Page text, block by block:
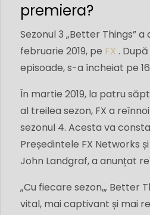
premiera?
Sezonul 3 „Better Things”
februarie 2019, pe FX .
episoade, s-a încheiat pe 16
În martie 2019, la patru
al treilea sezon, FX a
sezonul 4. Acesta va
Președintele FX Networks
John Landgraf, a anunțat
„Cu fiecare sezon,„ Better
vital, mai captivant și mai